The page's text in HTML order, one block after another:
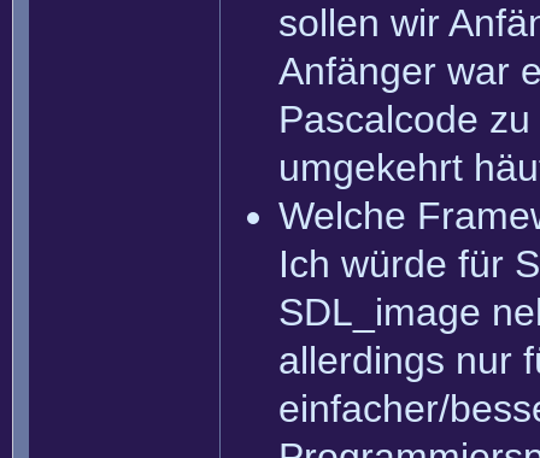
sollen wir
Anfänger war
Pascalcode
umgekehrt
Welche
Ich würde für
SDL_image
allerdings nur
einfacher/